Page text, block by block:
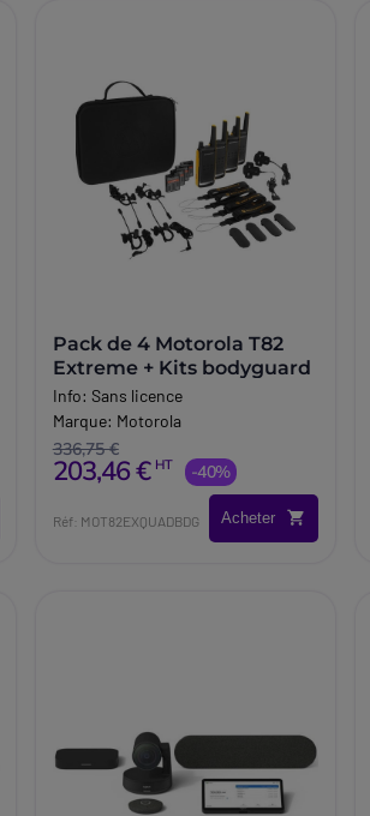
Pack de 4 Motorola T82
Extreme + Kits bodyguard
Info: Sans licence
Marque: Motorola
336,75 €
203,46 € HT -40%
Réf: MOT82EXQUADBDG Acheter